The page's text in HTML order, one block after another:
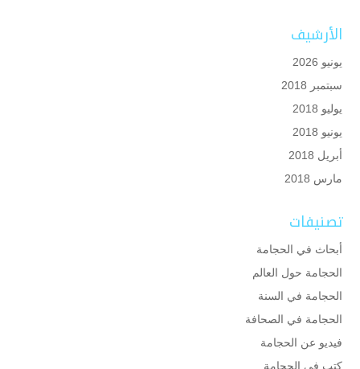
الأرشيف
يونيو 2026
سبتمبر 2018
يوليو 2018
يونيو 2018
أبريل 2018
مارس 2018
تصنيفات
أبحاث في الحجامة
الحجامة حول العالم
الحجامة في السنة
الحجامة في الصحافة
فيديو عن الحجامة
كتب في الحجامة